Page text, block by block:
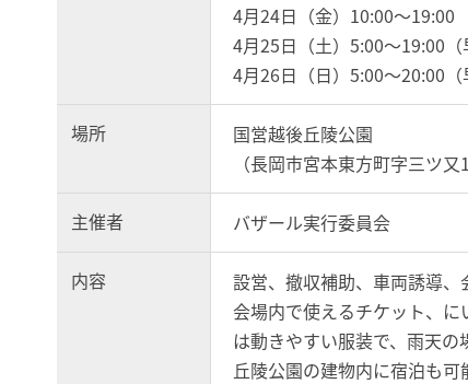
4月24日（金）10:00～19:00
4月25日（土）5:00～19:00
4月26日（日）5:00～20:00
場所
国営越後丘陵公園
（長岡市宮本東方町字三ツ又
主催者 バザール実行委員会
内容
設営、撤収補助、車両誘導、
会場内で使えるチケット、
は動きやすい服装で、雨天の
丘陵公園の建物内に宿泊も